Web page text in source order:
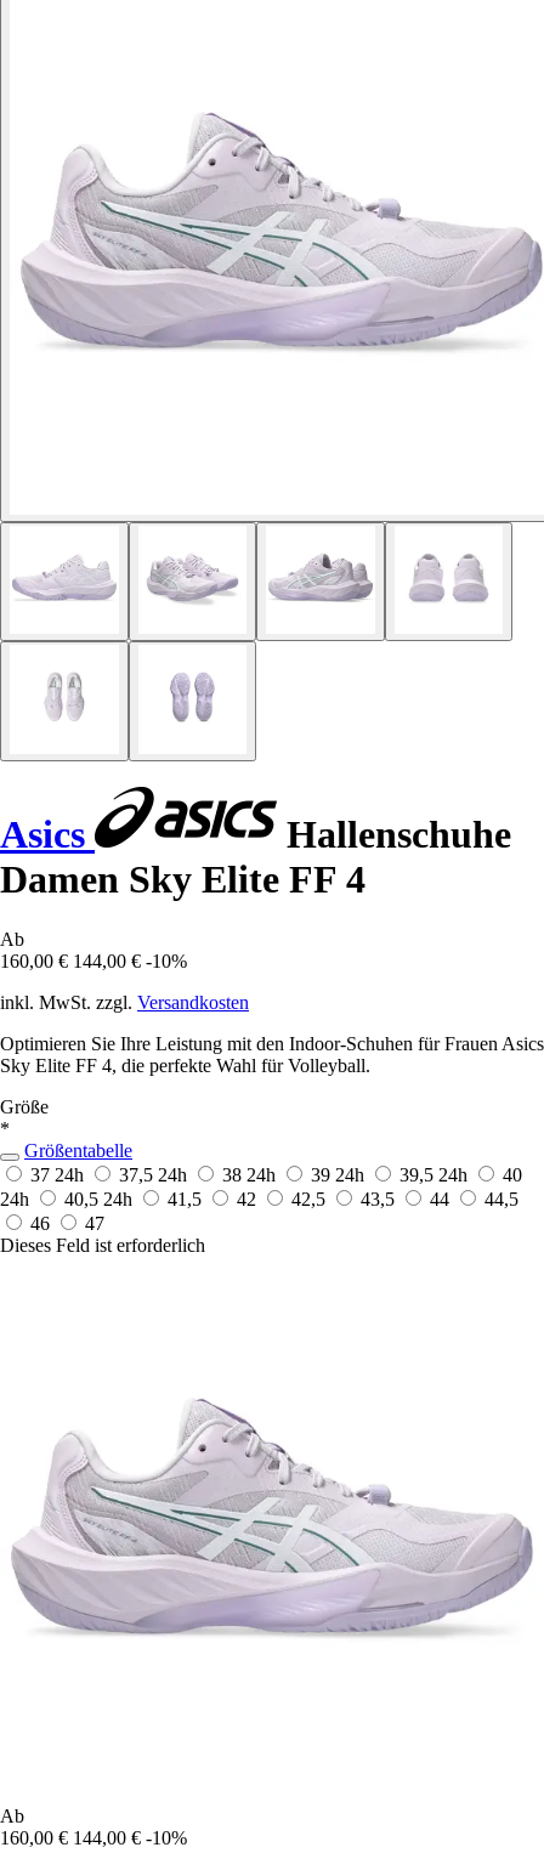
Asics
Hallenschuhe
Damen Sky Elite FF 4
Ab
160,00 € 144,00 € -10%
inkl. MwSt. zzgl. Versandkosten
Optimieren Sie Ihre Leistung mit den Indoor-Schuhen für Frauen Asics
Sky Elite FF 4, die perfekte Wahl für Volleyball.
Größe
*
Größentabelle
37 24h 37,5 24h 38 24h 39 24h 39,5 24h
40
24h
40,5 24h 41,5 42 42,5 43,5 44
44,5
46
47
Dieses Feld ist erforderlich
Ab
160,00 € 144,00 € -10%